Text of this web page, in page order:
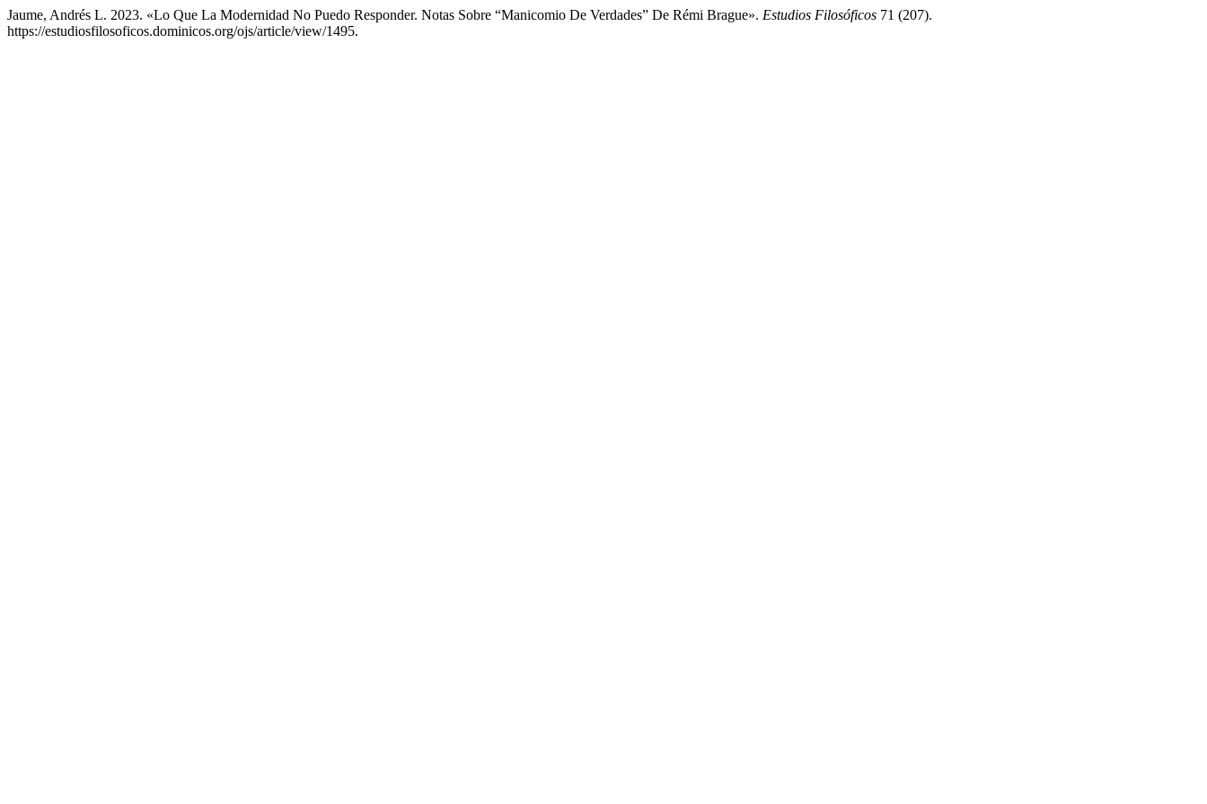
Jaume, Andrés L. 2023. «Lo Que La Modernidad No Puedo Responder. Notas Sobre “Manicomio De Verdades” De Rémi Brague». Estudios Filosóficos 71 (207).
https://estudiosfilosoficos.dominicos.org/ojs/article/view/1495.